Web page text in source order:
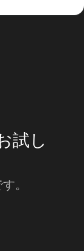
試し
。